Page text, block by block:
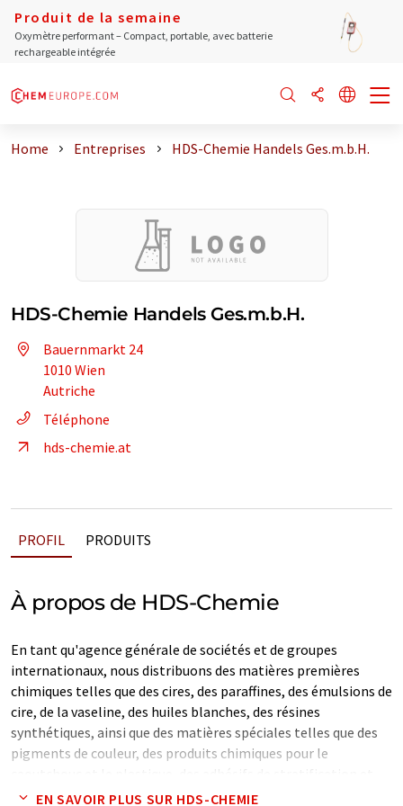
Produit de la semaine
Oxymètre performant – Compact, portable, avec batterie
rechargeable intégrée
Home Entreprises HDS-Chemie Handels Ges.m.b.H.
HDS-Chemie Handels Ges.m.b.H.
Bauernmarkt 24
1010 Wien
Autriche
Téléphone
hds-chemie.at
PROFIL PRODUITS
À propos de HDS-Chemie
En tant qu'agence générale de sociétés et de groupes
internationaux, nous distribuons des matières premières
chimiques telles que des cires, des paraffines, des émulsions de
cire, de la vaseline, des huiles blanches, des résines
synthétiques, ainsi que des matières spéciales telles que des
pigments de couleur, des produits chimiques pour le
des laques brillantes, des succédanés de sucre, des enzymes et
EN SAVOIR PLUS SUR HDS-CHEMIE